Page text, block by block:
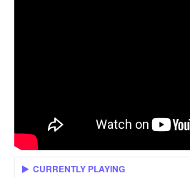
CURRENTLY PLAYING